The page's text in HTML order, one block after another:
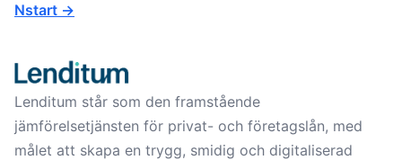
Nstart ->
Lenditum står som den framstående
jämförelsetjänsten för privat- och företagslån, med
målet att skapa en trygg, smidig och digitaliserad